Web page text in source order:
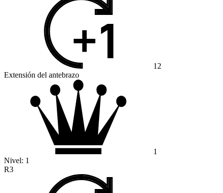
12
Extensión del antebrazo
1
Nivel: 1
R3